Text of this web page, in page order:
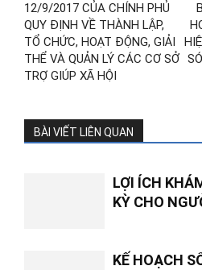
12/9/2017 CỦA CHÍNH PHỦ
QUY ĐỊNH VỀ THÀNH LẬP,
TỔ CHỨC, HOẠT ĐỘNG, GIẢI
THỂ VÀ QUẢN LÝ CÁC CƠ SỞ
TRỢ GIÚP XÃ HỘI
BÀI VIẾT LIÊN QUAN
LỢI ÍCH
KỲ CHO
KẾ HOẠCH